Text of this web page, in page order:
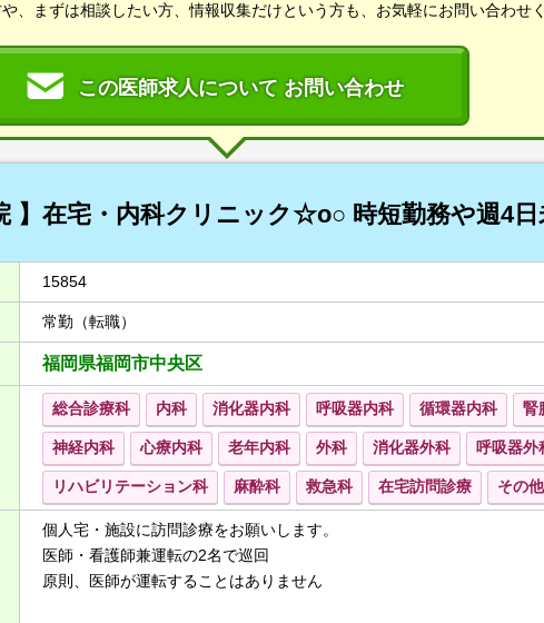
、まずは相談したい方、情報収集だけという方も、お気軽にお問い合わせく
この医師求人について お問い合わせ
】在宅・内科クリニック☆o○ 時短勤務や週4
15854
常勤（転職）
福岡県福岡市中央区
総合診療科 内科 消化器内科 呼吸器内科 循環器内科 腎
神経内科 心療内科 老年内科 外科 消化器外科 呼吸器外
リハビリテーション科 麻酔科 救急科 在宅訪問診療 その
個人宅・施設に訪問診療をお願いします。
医師・看護師兼運転の2名で巡回
原則、医師が運転することはありません